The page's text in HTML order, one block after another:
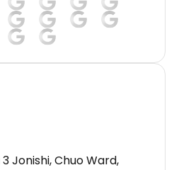
Jonishi, Chuo Ward,